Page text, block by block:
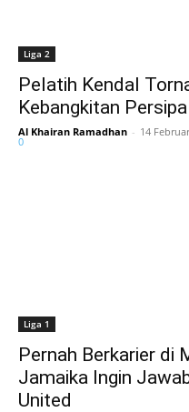
Liga 2
Pelatih Kendal
Kebangkitan
Al Khairan Ramadhan - 14
0
Liga 1
Pernah Berkarier di
Jamaika Ingin
United